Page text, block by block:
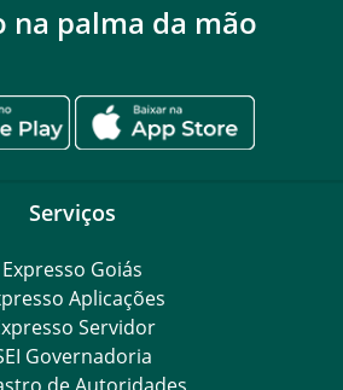
na palma da mão
Serviços
Expresso Goiás
Aplicações
Servidor
Governadoria